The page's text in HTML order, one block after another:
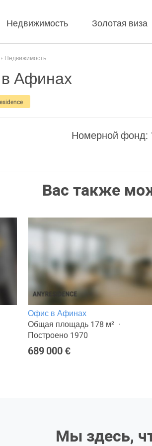
Недвижимость Золотая виза
Недвижимость
в Афинах
Номерной фонд:
Вас также
Офис в Афинах
Общая площадь 178 м²
Построено 1970
689 000 €
Мы здесь,